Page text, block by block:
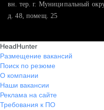
вн. тер. г. Муниципальный
д. 48, помещ. 25
HeadHunter
Размещение вакансий
Поиск по резюме
О компании
Наши вакансии
Реклама на сайте
Требования к ПО